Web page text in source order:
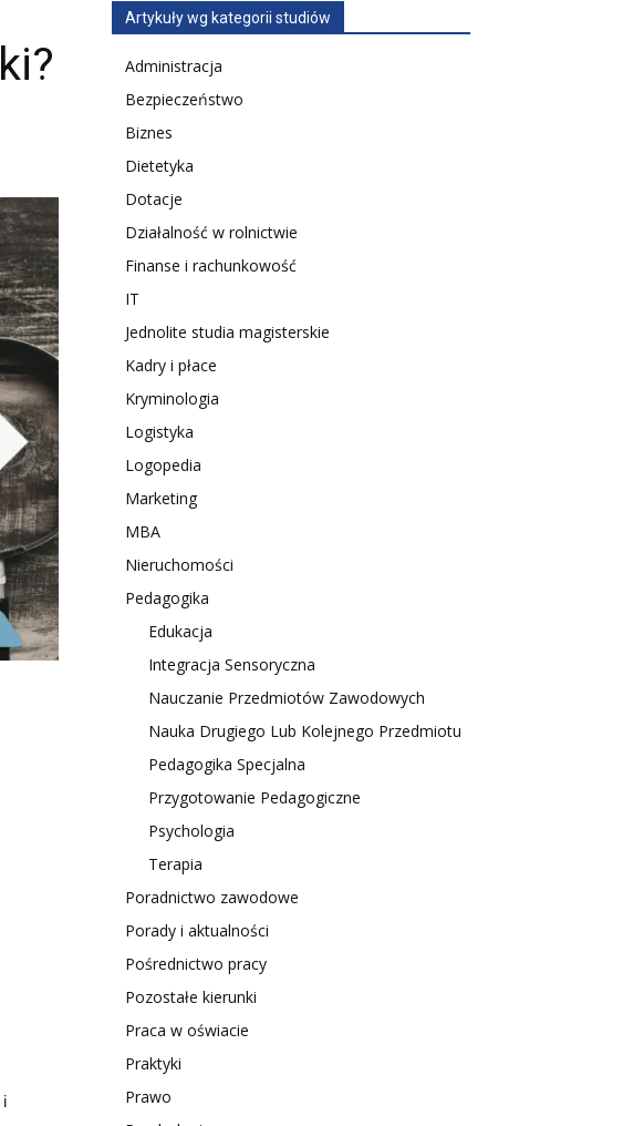
i
Artykuły wg kategorii studiów
Administracja
Bezpieczeństwo
Biznes
Dietetyka
Dotacje
Działalność w rolnictwie
Finanse i rachunkowość
IT
Jednolite studia magisterskie
Kadry i płace
Kryminologia
Logistyka
Logopedia
Marketing
MBA
Nieruchomości
Pedagogika
Edukacja
Integracja Sensoryczna
Nauczanie Przedmiotów Zawodowych
Nauka Drugiego Lub Kolejnego Przedmiotu
Pedagogika Specjalna
Przygotowanie Pedagogiczne
Psychologia
Terapia
Poradnictwo zawodowe
Porady i aktualności
Pośrednictwo pracy
Pozostałe kierunki
Praca w oświacie
Praktyki
Prawo